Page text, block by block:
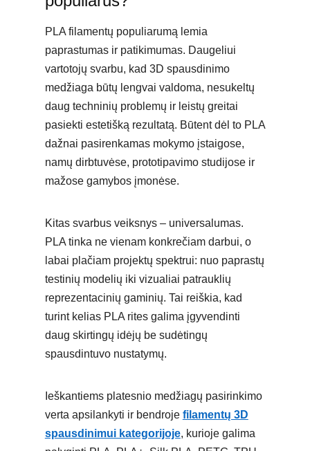
PLA filamentų populiarumą lemia
paprastumas ir patikimumas. Daugeliui
vartotojų svarbu, kad 3D spausdinimo
medžiaga būtų lengvai valdoma, nesukeltų
daug techninių problemų ir leistų greitai
pasiekti estetišką rezultatą. Būtent dėl to PLA
dažnai pasirenkamas mokymo įstaigose,
namų dirbtuvėse, prototipavimo studijose ir
mažose gamybos įmonėse.
Kitas svarbus veiksnys – universalumas.
PLA tinka ne vienam konkrečiam darbui, o
labai plačiam projektų spektrui: nuo paprastų
testinių modelių iki vizualiai patrauklių
reprezentacinių gaminių. Tai reiškia, kad
turint kelias PLA rites galima įgyvendinti
daug skirtingų idėjų be sudėtingų
spausdintuvo nustatymų.
Ieškantiems platesnio medžiagų pasirinkimo
verta apsilankyti ir bendroje filamentų 3D
spausdinimui kategorijoje, kurioje galima